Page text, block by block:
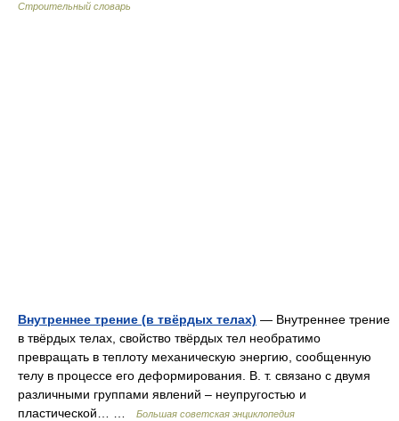
Строительный словарь
Внутреннее трение (в твёрдых телах) — Внутреннее трение
в твёрдых телах, свойство твёрдых тел необратимо
превращать в теплоту механическую энергию, сообщенную
телу в процессе его деформирования. В. т. связано с двумя
различными группами явлений ‒ неупругостью и
пластической… …
Большая советская энциклопедия